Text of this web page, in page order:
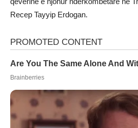
Recep Tayyip Erdogan.